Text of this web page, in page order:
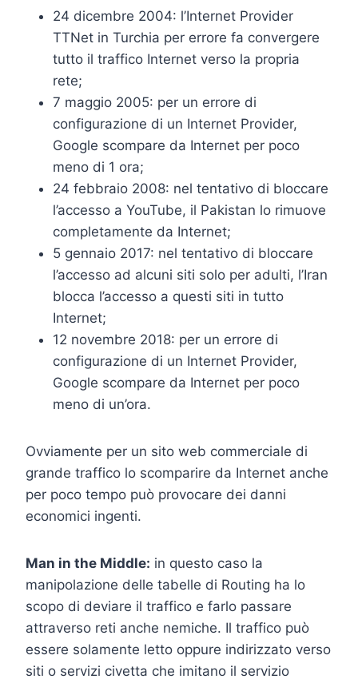
24 dicembre 2004: l’Internet Provider
TTNet in Turchia per errore fa convergere
tutto il traffico Internet verso la propria
rete;
7 maggio 2005: per un errore di
configurazione di un Internet Provider,
Google scompare da Internet per poco
meno di 1 ora;
24 febbraio 2008: nel tentativo di bloccare
l’accesso a YouTube, il Pakistan lo rimuove
completamente da Internet;
5 gennaio 2017: nel tentativo di bloccare
l’accesso ad alcuni siti solo per adulti, l’Iran
blocca l’accesso a questi siti in tutto
Internet;
12 novembre 2018: per un errore di
configurazione di un Internet Provider,
Google scompare da Internet per poco
meno di un’ora.
Ovviamente per un sito web commerciale di
grande traffico lo scomparire da Internet anche
per poco tempo può provocare dei danni
economici ingenti.
Man in the Middle: in questo caso la
manipolazione delle tabelle di Routing ha lo
scopo di deviare il traffico e farlo passare
attraverso reti anche nemiche. Il traffico può
essere solamente letto oppure indirizzato verso
siti o servizi civetta che imitano il servizio